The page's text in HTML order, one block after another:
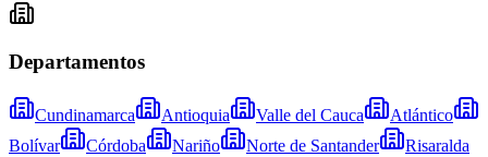
Departamentos
Cundinamarca Antioquia Valle del Cauca
Atlántico
Bolívar
Córdoba Nariño Norte de Santander Risaralda